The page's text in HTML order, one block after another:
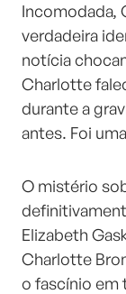
Incomodada,
verdadeira
notícia
Charlotte
durante a
antes. Foi
O mistério
Elizabeth
Charlotte
o fascínio em